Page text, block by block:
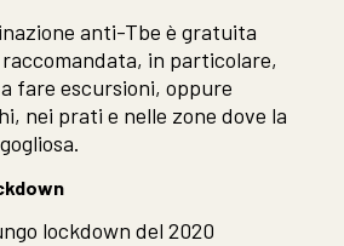
anti-Tbe è gratuita
in particolare,
fare escursioni, oppure
nei prati e nelle zone dove la
lockdown del 2020